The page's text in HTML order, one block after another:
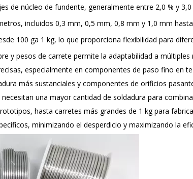
de núcleo de fundente, generalmente entre 2,0 % y
incluidos 0,3 mm, 0,5 mm, 0,8 mm y 1,0 mm
100 ga 1 kg, lo que proporciona flexibilidad para
y pesos de carrete permite la adaptabilidad a
especialmente en componentes de paso fino en
más sustanciales y componentes de orificios
una mayor cantidad de soldadura para
hasta carretes más grandes de 1 kg para
minimizando el desperdicio y maximizando la